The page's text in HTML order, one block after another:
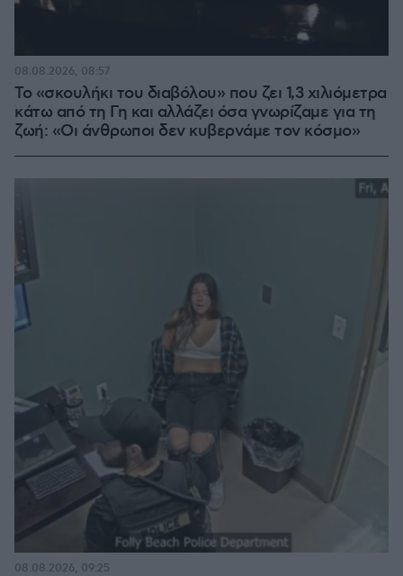
Το «σκουλήκι του διαβόλου» που ζει 1,3 χιλιόμετρα
κάτω από τη Γη και αλλάζει όσα γνωρίζαμε για τη
ζωή: «Οι άνθρωποι δεν κυβερνάμε τον κόσμο»
08.08.2026, 08:57
08.08.2026, 09:25